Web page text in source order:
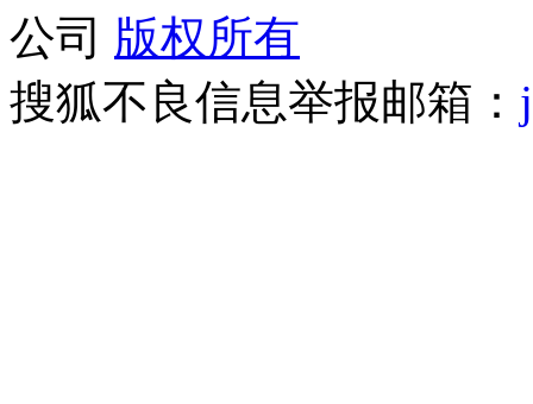
公司 版权所有
搜狐不良信息举报邮箱：